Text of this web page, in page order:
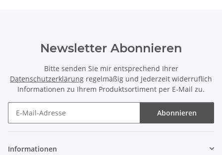
Newsletter Abonnieren
Bitte senden Sie mir entsprechend Ihrer
Datenschutzerklärung regelmäßig und jederzeit widerruflich
Informationen zu Ihrem Produktsortiment per E-Mail zu.
Abonnieren
Informationen